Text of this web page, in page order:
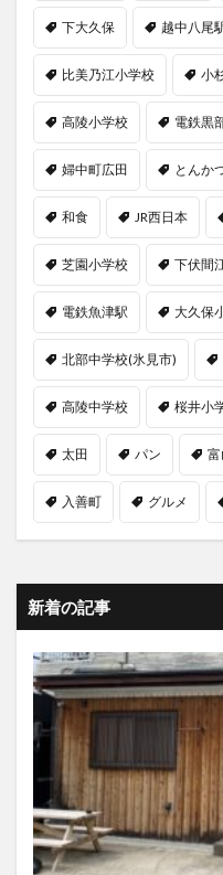
下大久保 越中八尾
比美乃江小学校 小
高陵小学校 電鉄黒
婦中町広田 とんか
和食 JR西日本
芝園小学校 下伏間
電鉄魚津駅 大久保
北部中学校(氷見市)
高陵中学校 桜井小
太田 パン
入善町 グルメ
新着の記事